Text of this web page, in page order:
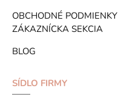
OBCHODNÉ PODMIENKY
ZÁKAZNÍCKA SEKCIA
BLOG
SÍDLO FIRMY